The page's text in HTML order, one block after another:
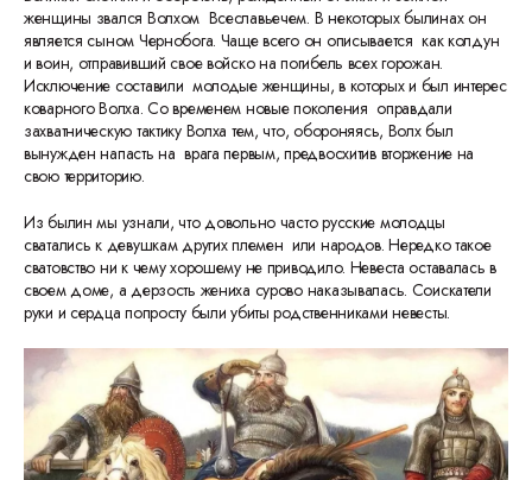
женщины звался Волхом Всеславьечем. В некоторых былинах он
является сыном Чернобога. Чаще всего он описывается как колдун
и воин, отправивший свое войско на погибель всех горожан.
Исключение составили молодые женщины, в которых и был интерес
коварного Волха. Со временем новые поколения оправдали
захватническую тактику Волха тем, что, обороняясь, Волх был
вынужден напасть на врага первым, предвосхитив вторжение на
свою территорию.
Из былин мы узнали, что довольно часто русские молодцы
сватались к девушкам других племен или народов. Нередко такое
сватовство ни к чему хорошему не приводило. Невеста оставалась в
своем доме, а дерзость жениха сурово наказывалась. Соискатели
руки и сердца попросту были убиты родственниками невесты.